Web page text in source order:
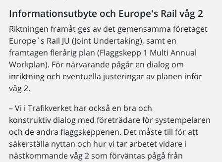
Informationsutbyte och Europe's Rail våg 2
Riktningen framåt ges av det gemensamma företaget
Europe´s Rail JU (Joint Undertaking), samt en
framtagen flerårig plan (Flaggskepp 1 Multi Annual
Workplan). För närvarande pågår en dialog om
inriktning och eventuella justeringar av planen inför
våg 2.
– Vi i Trafikverket har också en bra och
konstruktiv dialog med företrädare för systempelaren
och de andra flaggskeppenen. Det måste till för att
säkerställa nyttan och hur vi tar arbetet vidare i
nästkommande våg 2 som förväntas pågå från